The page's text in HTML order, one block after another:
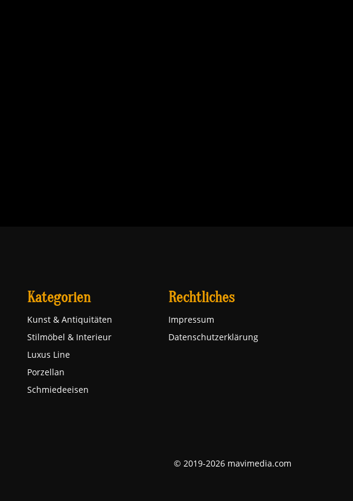
Kategorien
Kunst & Antiquitäten
Stilmöbel & Interieur
Luxus Line
Porzellan
Schmiedeeisen
Rechtliches
Impressum
Datenschutzerklärung
© 2019-2026 mavimedia.com